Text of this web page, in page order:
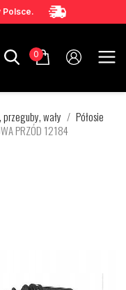
Polsce.
0
przeguby, wały
Półosie
PRZÓD 12184